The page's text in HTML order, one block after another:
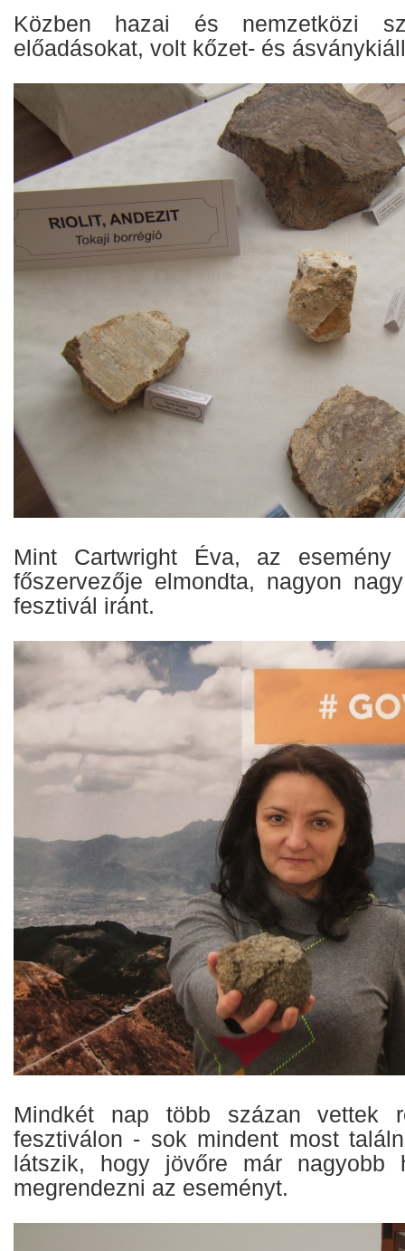
Közben hazai és nemzetközi
előadásokat, volt kőzet- és
Mint Cartwright Éva, az esemény
főszervezője elmondta, nagyon
fesztivál iránt.
Mindkét nap több százan vettek
fesztiválon - sok mindent most
látszik, hogy jövőre már nagyobb
megrendezni az eseményt.